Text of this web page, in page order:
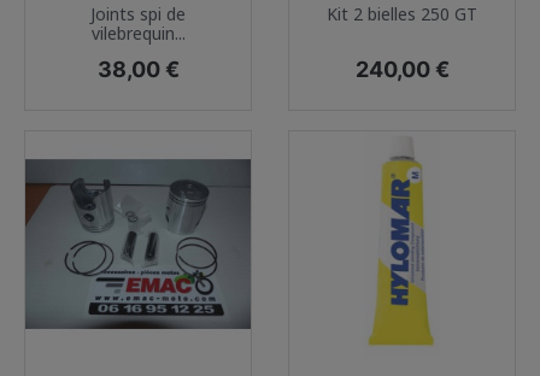
Joints spi de
vilebrequin...
Prix
38,00 €
Kit 2 bielles 250 GT
Prix
240,00 €